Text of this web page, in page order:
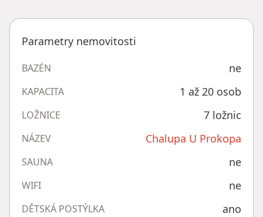
Parametry nemovitosti
BAZÉN ne
KAPACITA 1 až 20 osob
LOŽNICE 7 ložnic
NÁZEV Chalupa U Prokopa
SAUNA ne
WIFI ne
DĚTSKÁ POSTÝLKA ano